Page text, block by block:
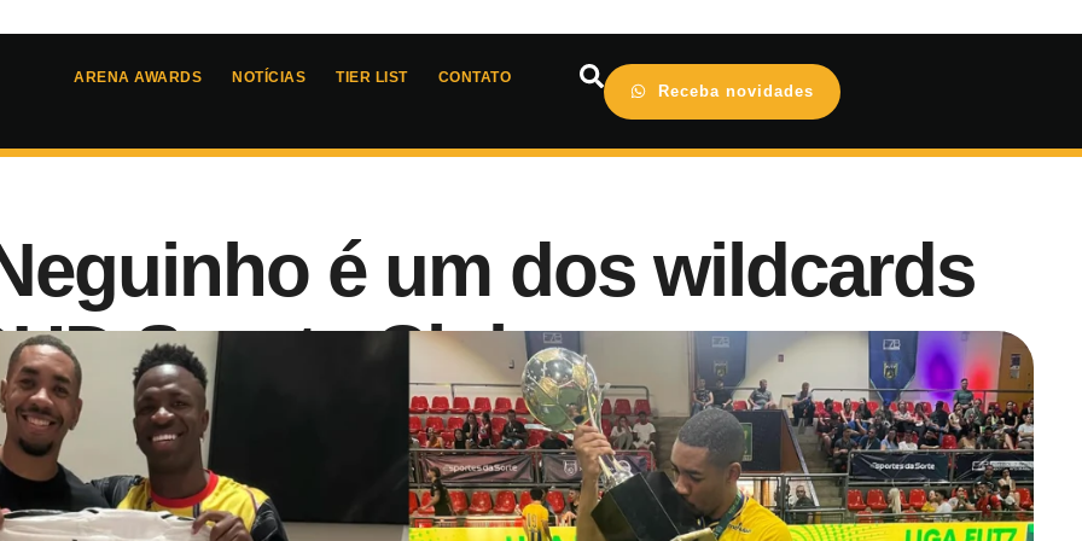
ARENA AWARDS NOTÍCIAS TIER LIST CONTATO
Receba novidades
é um dos wildcards
Sports Club
Kings
- 09:45